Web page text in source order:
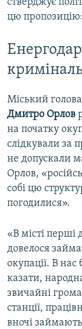
цю
Міський голова
Дмитро Орлов
на початку
слідкували за
не допускали
Орлов,
собі цю
погодилися».
«В місті
довелося
окупації. В
казати,
звичайні
станції,
вночі